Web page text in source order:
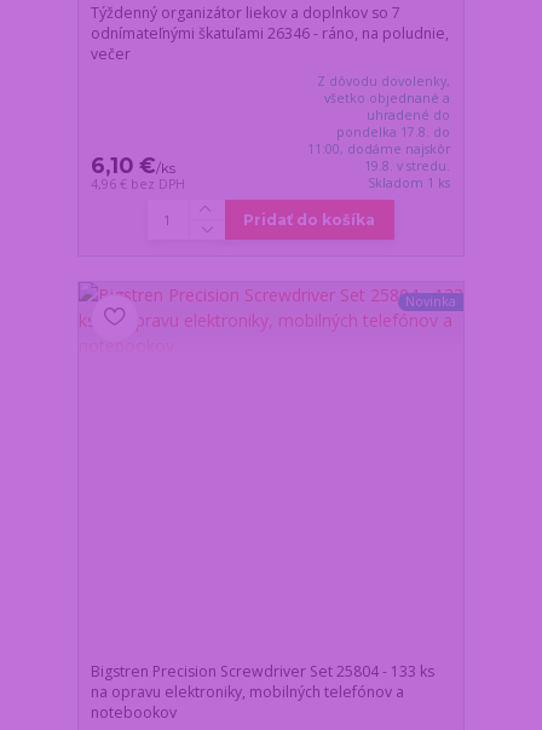
Týždenný organizátor liekov a doplnkov so 7
odnímateľnými škatuľami 26346 - ráno, na poludnie,
večer
6,10 €/ks
4,96 € bez DPH
Z dôvodu dovolenky,
všetko objednané a
uhradené do
pondelka 17.8. do
11:00, dodáme najskôr
19.8. v stredu.
Skladom 1 ks
Pridať do košíka
Novinka
Bigstren Precision Screwdriver Set 25804 - 133 ks
na opravu elektroniky, mobilných telefónov a
notebookov